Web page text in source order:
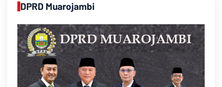
DPRD Muarojambi